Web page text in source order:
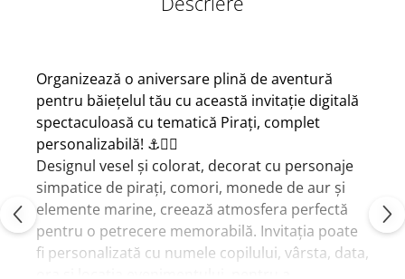
Organizează o aniversare plină de aventură
pentru băiețelul tău cu această invitație digitală
spectaculoasă cu tematică Pirați, complet
personalizabilă! ⚓🏴‍☠️
Designul vesel și colorat, decorat cu personaje
simpatice de pirați, comori, monede de aur și
elemente marine, creează atmosfera perfectă
pentru o petrecere memorabilă. Invitația poate
fi personalizată cu numele copilului, vârsta, data,